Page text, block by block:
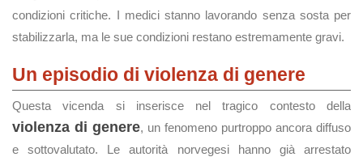
condizioni critiche. I medici stanno lavorando senza sosta per
stabilizzarla, ma le sue condizioni restano estremamente gravi.
Un episodio di violenza di genere
Questa vicenda si inserisce nel tragico contesto della
violenza di genere, un fenomeno purtroppo ancora diffuso
e sottovalutato. Le autorità norvegesi hanno già arrestato